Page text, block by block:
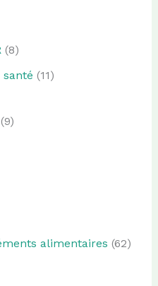
(8)
(11)
(9)
alimentaires (62)